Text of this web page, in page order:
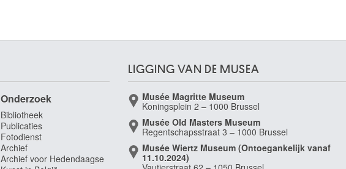
Onderzoek
Bibliotheek
Publicaties
Fotodienst
Archief
Archief voor Hedendaagse
LIGGING VAN DE MUSEA
Musée Magritte Museum
Koningsplein 2 – 1000 Brussel
Musée Old Masters Museum
Regentschapsstraat 3 – 1000 Brussel
Musée Wiertz Museum (Ontoegankelijk vanaf
11.10.2024)